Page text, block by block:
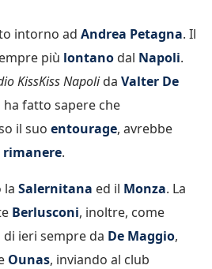
intorno ad Andrea Petagna. Il
più lontano dal Napoli.
KissKissNapolida Valter De
ha fatto sapere che
il suo entourage, avrebbe
rimanere.
la Salernitana ed il Monza. La
Berlusconi, inoltre, come
ieri sempre da De Maggio,
Ounas, inviando al club